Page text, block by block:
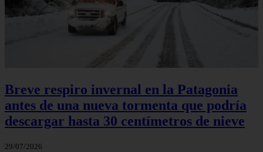
Breve respiro invernal en la Patagonia
antes de una nueva tormenta que podría
descargar hasta 30 centímetros de nieve
29/07/2026